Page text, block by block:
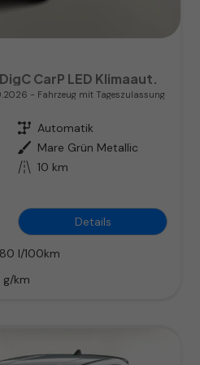
CarP LED Klimaaut.
Fahrzeug mit Tageszulassung
Getriebe Automatik
Außenfarbe Mare Grün Metallic
Kilometerstand 10 km
Details
l/100km
g/km